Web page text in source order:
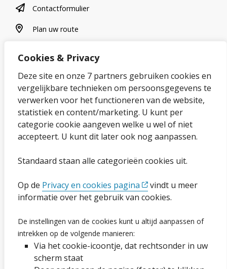
Cookies & Privacy
Deze site en onze 7 partners gebruiken cookies en
vergelijkbare technieken om persoonsgegevens te
verwerken voor het functioneren van de website,
statistiek en content/marketing. U kunt per
categorie cookie aangeven welke u wel of niet
accepteert. U kunt dit later ook nog aanpassen.
Standaard staan alle categorieën cookies uit.
Op de Privacy en cookies pagina
vindt u meer
informatie over het gebruik van cookies.
De instellingen van de cookies kunt u altijd aanpassen of
intrekken op de volgende manieren:
Via het cookie-icoontje, dat rechtsonder in uw
scherm staat
contactformulier
Contactformulier
plan uw route
Plan uw route
Over onze website
Sitemap
Privacybeleid en cookies
Cookies wijzigen
Ga naar de pagina
Proclaimer en copyright
Webarchief